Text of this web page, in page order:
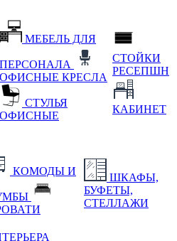
МЕБЕЛЬ ДЛЯ
ПЕРСОНАЛА
ОФИСНЫЕ КРЕСЛА
СТУЛЬЯ
ОФИСНЫЕ
СТОЙКИ
РЕСЕПШН
КАБИНЕТ
КОМОДЫ И
ШКАФЫ,
БУФЕТЫ,
СТЕЛЛАЖИ